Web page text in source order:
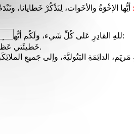
أيُّها الإخْوَةُ والأخَوات، لِنَذْكُرْ خَطايانا،
للهِ القادِرِ عَلى كُلِّ شَيء، وَلَكُم أيُّها الإخوة، بأنِّي خَطِئْتُ كَثيرًا، بِالفِكرِ والقَوْلِ والفِعْلِ والاهْمال:
خَطيئَتي عَظيمة، خَطيئَتي عَظيمة، خَطيئَتي عَظيمةٌ جدًا.